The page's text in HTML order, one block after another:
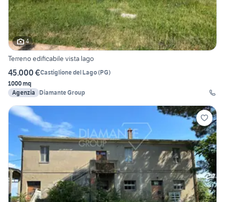
4
Terreno edificabile vista lago
45.000 €Castiglione del Lago(PG)
1000 mq
Agenzia
Diamante Group